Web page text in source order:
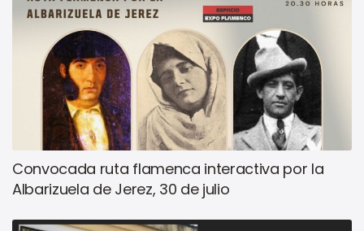
Convocada ruta flamenca interactiva por la
Albarizuela de Jerez, 30 de julio